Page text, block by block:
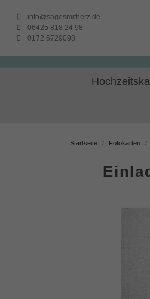
info@sagesmitherz.de
06425 818 24 98
0172 6729098
Startseite Fotokarten